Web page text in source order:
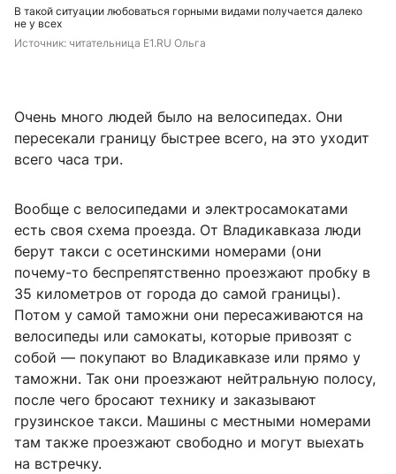
В такой ситуации любоваться горными видами получается далеко
не у всех
Источник: читательница E1.RU Ольга
Очень много людей было на велосипедах. Они
пересекали границу быстрее всего, на это уходит
всего часа три.
Вообще с велосипедами и электросамокатами
есть своя схема проезда. От Владикавказа люди
берут такси с осетинскими номерами (они
почему-то беспрепятственно проезжают пробку в
35 километров от города до самой границы).
Потом у самой таможни они пересаживаются на
велосипеды или самокаты, которые привозят с
собой — покупают во Владикавказе или прямо у
таможни. Так они проезжают нейтральную полосу,
после чего бросают технику и заказывают
грузинское такси. Машины с местными номерами
там также проезжают свободно и могут выехать
на встречку.